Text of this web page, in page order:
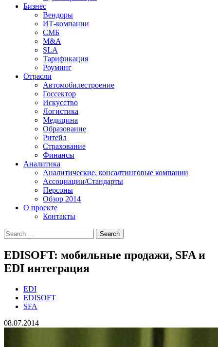
Бизнес
Вендоры
ИТ-компании
СМБ
M&A
SLA
Тарификация
Роуминг
Отрасли
Автомобилестроение
Госсектор
Искусство
Логистика
Медицина
Образование
Ритейл
Страхование
Финансы
Аналитика
Аналитические, консалтинговые компании
Ассоциации/Стандарты
Персоны
Обзор 2014
О проекте
Контакты
EDISOFT: мобильные продажи, SFA и
EDI интеграция
EDI
EDISOFT
SFA
08.07.2014